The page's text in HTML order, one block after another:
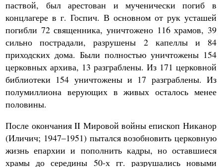
паствой, был арестован и мученически погиб в
концлагере в г. Госпич. В основном от рук усташей
погибли 72 священника, уничтожено 116 храмов, 39
сильно пострадали, разрушены 2 капеллы и 84
приходских дома. Были полностью уничтожены 154
церковных архива, 13 разграблены. Из 171 церковной
библиотеки 154 уничтожены и 17 разграблены. Из
полумиллиона верующих в живых осталось менее
половины.
После окончания II Мировой войны епископ Никанор
(Иличич; 1947–1951) пытался возобновить церковную
жизнь епархии и пополнить кадры, но оставшиеся
храмы до середины 50-х гг. разрушались новыми